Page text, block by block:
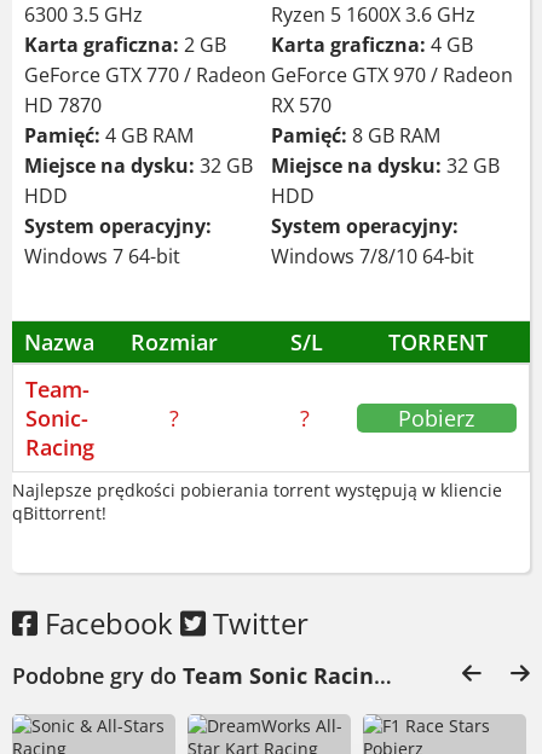
6300 3.5 GHz
Karta graficzna: 2 GB
GeForce GTX 770 / Radeon
HD 7870
Pamięć: 4 GB RAM
Miejsce na dysku: 32 GB
HDD
System operacyjny:
Windows 7 64-bit
Ryzen 5 1600X 3.6 GHz
Karta graficzna: 4 GB
GeForce GTX 970 / Radeon
RX 570
Pamięć: 8 GB RAM
Miejsce na dysku: 32 GB
HDD
System operacyjny:
Windows 7/8/10 64-bit
Nazwa Rozmiar S/L
TORRENT
Team-
Sonic-
Racing
? ? Pobierz
Najlepsze prędkości pobierania torrent występują w kliencie
qBittorrent!
Facebook Twitter
Podobne gry do Team Sonic Racing Pobierz :